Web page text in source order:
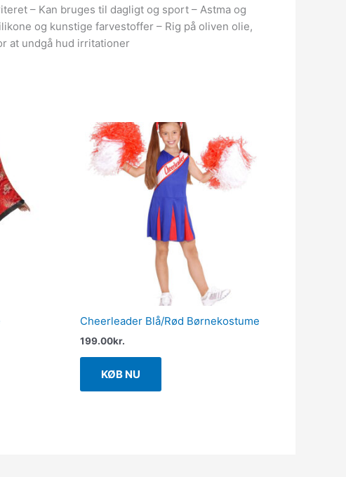
– Kan bruges til dagligt og sport – Astma og
og kunstige farvestoffer – Rig på oliven olie,
at undgå hud irritationer
Cheerleader Blå/Rød Børnekostume
199.00kr.
KØB NU